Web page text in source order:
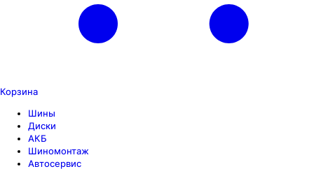
Корзина
Шины
Диски
АКБ
Шиномонтаж
Автосервис